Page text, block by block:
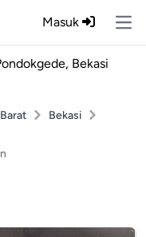
Masuk
Bekasi
Bekasi